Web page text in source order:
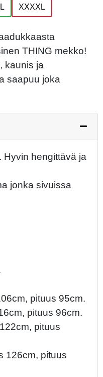
XXXXL
THING mekko!
kaunis ja
saapuu joka
Hyvin hengittävä ja
jonka sivuissa
pituus 95cm.
pituus 96cm.
pituus
126cm, pituus